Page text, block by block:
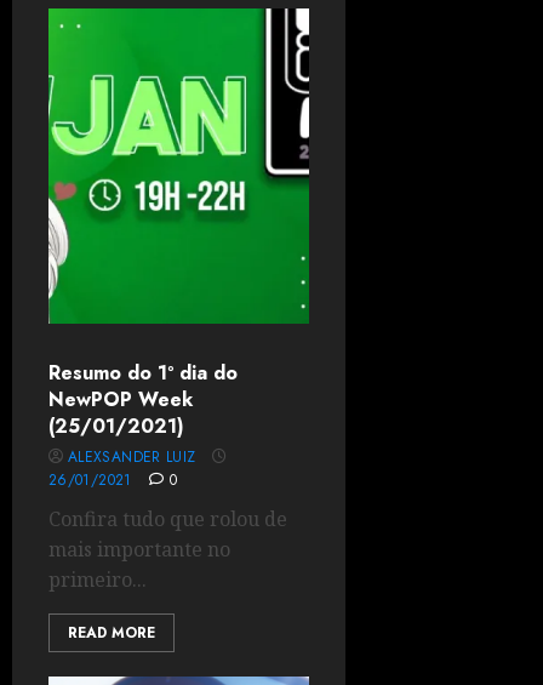
Resumo do 1º dia do
NewPOP Week
(25/01/2021)
ALEXSANDER LUIZ
26/01/2021
0
Confira tudo que rolou de
mais importante no
primeiro...
READ MORE